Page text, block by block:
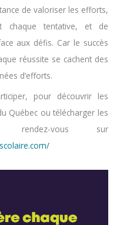
de valoriser les efforts,
chaque tentative, et de
aux défis. Car le succès
réussite se cachent des
d’efforts.
pour découvrir les
Québec ou télécharger les
vous sur